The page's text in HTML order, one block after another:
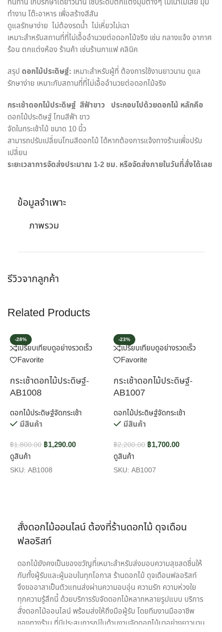
ข้อมูลจำเพาะ
ภาพรวม
รีวิวจากลูกค้า
ทำงาน โต๊ะอาหาร เพื่อสร้างสีสัน
ดูแลรักษาง่าย ไม่ต้องรดน้ำ ไม่เหี่ยวไม่เฉา
เหมาะสำหรับสถานที่ที่ไม่เอื้ออำนวยต่อดอกไม้จริง เช่น กลางแจ้ง อากาศ
ร้อน ตกแต่งห้อง ร้านค้า เช่นร้านกาแฟ คลินิค
สรุป ดอกไม้ประดิษฐ์: เหมาะสำหรับผู้ที่ ต้องการใช้งานยาวนาน ดูแล
รักษาง่าย เหมาะกับสถานที่ที่ไม่เอื้ออำนวยต่อดอกไม้จริง
กระเช้าดอกไม้ประดิษฐ์ สีฟ้าขาว
ประกอบไปด้วยดอกไม้ หลักคือ
ดอกไม้ประดิษฐ์ โทนสีฟ้า ขาว
จัดในกระเช้าไม้ ขนาด 10 นิ้ว
สามารถปรับเปลี่ยนโทนสีดอกไม้ ได้หากต้องการแจ้งทางร้านเพื่อปรับ
เปลี่ยน
ระยะเวลาการจัดส่งประมาณ 1-2 ชม. หรือจัดส่งภายในวันที่สั่งได้เลย
Related Products
-28%
เปรียบเทียบดูอย่างรวดเร็ว
Favorite
กระเช้าดอกไม้ประดิษฐ์-
AB1008
ดอกไม้ประดิษฐ์จัดกระเช้า
มีสินค้า
฿1,800.00 ฿1,290.00
ดูสินค้า
SKU: AB1008
-23%
เปรียบเทียบดูอย่างรวดเร็ว
Favorite
กระเช้าดอกไม้ประดิษฐ์-
AB1007
ดอกไม้ประดิษฐ์จัดกระเช้า
มีสินค้า
฿2,200.00 ฿1,700.00
ดูสินค้า
SKU: AB1007
สั่งดอกไม้ออนไลน์ ต้องที่ร้านดอกไม้ ดุจเดือน
ฟลอริสท์
ดอกไม้ยังคงเป็นของขวัญที่เหมาะสำหรับส่งมอบความสุขสดชื่นให้
กับทั้งผู้รับและผู้มอบในทุกโอกาส ร้านดอกไม้ ดุจเดือนฟลอริสท์
จึงขออาสาเป็นตัวแทนส่งผ่านความอบอุ่น ความรัก ความห่วงใย
ทุกความรู้สึกนี้ ด้วยบริการรับจัดดอกไม้หลากหลายรูปแบบ บริการ
สั่งดอกไม้ออนไลน์ พร้อมส่งให้ถึงมือผู้รับ โดยทีมงานมืออาชีพ
ของทางร้าน ที่มีประสบการณ์ในด้านงานจัดดอกไม้มาอย่างยาวนาน